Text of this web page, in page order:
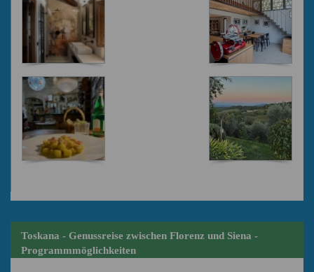
Toskana - Genussreise zwischen Florenz und Siena -
Programmmöglichkeiten